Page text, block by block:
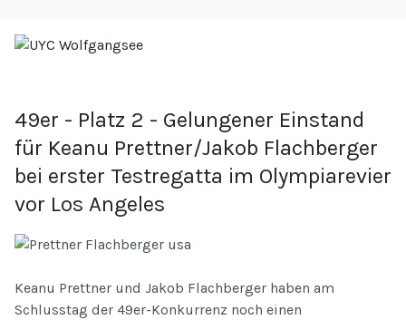
49er - Platz 2 - Gelungener Einstand
für Keanu Prettner/Jakob Flachberger
bei erster Testregatta im Olympiarevier
vor Los Angeles
Keanu Prettner und Jakob Flachberger haben am
Schlusstag der 49er-Konkurrenz noch einen